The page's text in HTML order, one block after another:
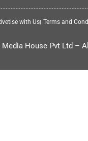
with Us Terms and
Media House Pvt Ltd –